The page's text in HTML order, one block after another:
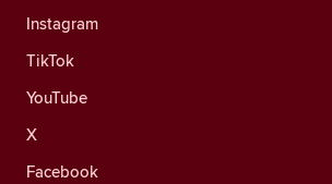
Instagram
TikTok
YouTube
X
Facebook